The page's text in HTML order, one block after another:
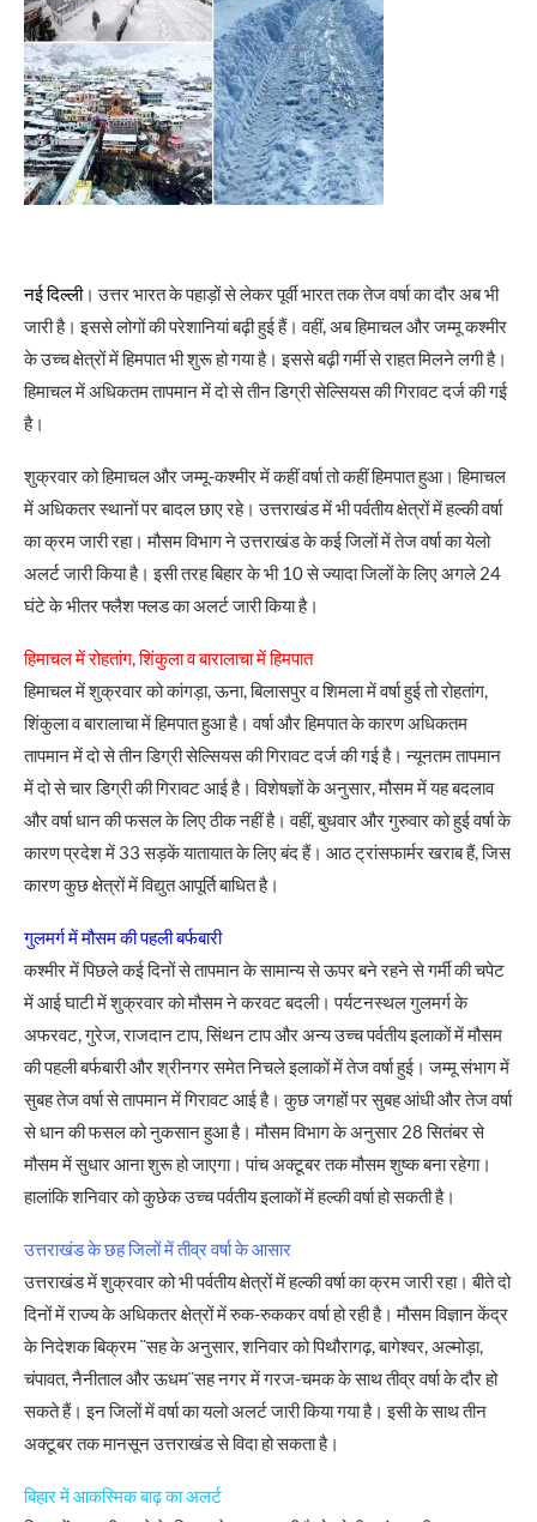
नई दिल्ली। उत्तर भारत के पहाड़ों से लेकर पूर्वी भारत तक तेज वर्षा का दौर अब भी
जारी है। इससे लोगों की परेशानियां बढ़ी हुई हैं। वहीं, अब हिमाचल और जम्मू कश्मीर
के उच्च क्षेत्रों में हिमपात भी शुरू हो गया है। इससे बढ़ी गर्मी से राहत मिलने लगी है।
हिमाचल में अधिकतम तापमान में दो से तीन डिग्री सेल्सियस की गिरावट दर्ज की गई
है।
शुक्रवार को हिमाचल और जम्मू-कश्मीर में कहीं वर्षा तो कहीं हिमपात हुआ। हिमाचल
में अधिकतर स्थानों पर बादल छाए रहे। उत्तराखंड में भी पर्वतीय क्षेत्रों में हल्की वर्षा
का क्रम जारी रहा। मौसम विभाग ने उत्तराखंड के कई जिलों में तेज वर्षा का येलो
अलर्ट जारी किया है। इसी तरह बिहार के भी 10 से ज्यादा जिलों के लिए अगले 24
घंटे के भीतर फ्लैश फ्लड का अलर्ट जारी किया है।
हिमाचल में रोहतांग, शिंकुला व बारालाचा में हिमपात
हिमाचल में शुक्रवार को कांगड़ा, ऊना, बिलासपुर व शिमला में वर्षा हुई तो रोहतांग,
शिंकुला व बारालाचा में हिमपात हुआ है। वर्षा और हिमपात के कारण अधिकतम
तापमान में दो से तीन डिग्री सेल्सियस की गिरावट दर्ज की गई है। न्यूनतम तापमान
में दो से चार डिग्री की गिरावट आई है। विशेषज्ञों के अनुसार, मौसम में यह बदलाव
और वर्षा धान की फसल के लिए ठीक नहीं है। वहीं, बुधवार और गुरुवार को हुई वर्षा के
कारण प्रदेश में 33 सड़कें यातायात के लिए बंद हैं। आठ ट्रांसफार्मर खराब हैं, जिस
कारण कुछ क्षेत्रों में विद्युत आपूर्ति बाधित है।
गुलमर्ग में मौसम की पहली बर्फबारी
कश्मीर में पिछले कई दिनों से तापमान के सामान्य से ऊपर बने रहने से गर्मी की चपेट
में आई घाटी में शुक्रवार को मौसम ने करवट बदली। पर्यटनस्थल गुलमर्ग के
अफरवट, गुरेज, राजदान टाप, सिंथन टाप और अन्य उच्च पर्वतीय इलाकों में मौसम
की पहली बर्फबारी और श्रीनगर समेत निचले इलाकों में तेज वर्षा हुई। जम्मू संभाग में
सुबह तेज वर्षा से तापमान में गिरावट आई है। कुछ जगहों पर सुबह आंधी और तेज वर्षा
से धान की फसल को नुकसान हुआ है। मौसम विभाग के अनुसार 28 सितंबर से
मौसम में सुधार आना शुरू हो जाएगा। पांच अक्टूबर तक मौसम शुष्क बना रहेगा।
हालांकि शनिवार को कुछेक उच्च पर्वतीय इलाकों में हल्की वर्षा हो सकती है।
उत्तराखंड के छह जिलों में तीव्र वर्षा के आसार
उत्तराखंड में शुक्रवार को भी पर्वतीय क्षेत्रों में हल्की वर्षा का क्रम जारी रहा। बीते दो
दिनों में राज्य के अधिकतर क्षेत्रों में रुक-रुककर वर्षा हो रही है। मौसम विज्ञान केंद्र
के निदेशक बिक्रम ¨सह के अनुसार, शनिवार को पिथौरागढ़, बागेश्वर, अल्मोड़ा,
चंपावत, नैनीताल और ऊधम¨सह नगर में गरज-चमक के साथ तीव्र वर्षा के दौर हो
सकते हैं। इन जिलों में वर्षा का यलो अलर्ट जारी किया गया है। इसी के साथ तीन
अक्टूबर तक मानसून उत्तराखंड से विदा हो सकता है।
बिहार में आकस्मिक बाढ़ का अलर्ट